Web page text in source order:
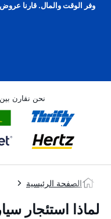
وفر الوقت والمال. قارنا
نحن نقارن
الصفحة الرئيسية
لماذا استئجار